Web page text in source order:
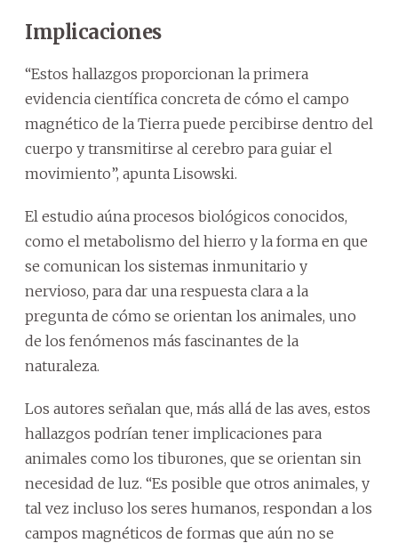
Implicaciones
“Estos hallazgos proporcionan la primera
evidencia científica concreta de cómo el campo
magnético de la Tierra puede percibirse dentro del
cuerpo y transmitirse al cerebro para guiar el
movimiento”, apunta Lisowski.
El estudio aúna procesos biológicos conocidos,
como el metabolismo del hierro y la forma en que
se comunican los sistemas inmunitario y
nervioso, para dar una respuesta clara a la
pregunta de cómo se orientan los animales, uno
de los fenómenos más fascinantes de la
naturaleza.
Los autores señalan que, más allá de las aves, estos
hallazgos podrían tener implicaciones para
animales como los tiburones, que se orientan sin
necesidad de luz. “Es posible que otros animales, y
tal vez incluso los seres humanos, respondan a los
campos magnéticos de formas que aún no se